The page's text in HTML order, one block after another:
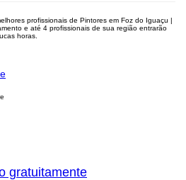
profissionais de Pintores em Foz do Iguaçu |
e até 4 profissionais de sua região entrarão
horas.
gratuitamente